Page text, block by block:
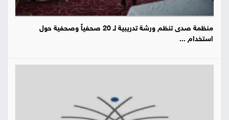
منظمة صدى تنظم ورشة تدريبية لـ 20 صحفياً وصحفية حول
استخدام ...